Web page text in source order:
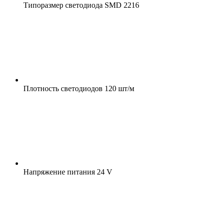
Типоразмер светодиода SMD 2216
Плотность светодиодов 120 шт/м
Напряжение питания 24 V